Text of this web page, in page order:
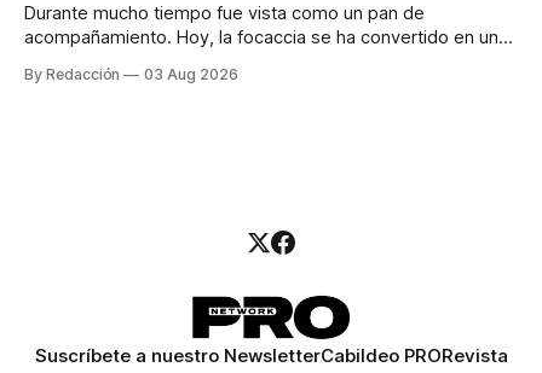
Durante mucho tiempo fue vista como un pan de
acompañamiento. Hoy, la focaccia se ha convertido en uno
artesanal, ingredientes de calidad y experiencias que
By Redacción 03 Aug 2026
Suscríbete a nuestro NewsletterCabildeo PRORevista